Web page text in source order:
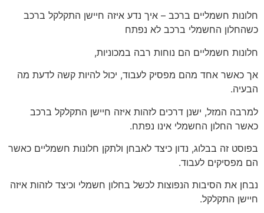
חלונות חשמליים ברכב – איך נדע איזה חיישן התקלקל ברכב
כשהחלון החשמלי ברכב לא נפתח
חלונות חשמליים הם נוחות רבה במכוניות,
אך כאשר אחד מהם מפסיק לעבוד, יכול להיות קשה לדעת מה
הבעיה.
למרבה המזל, ישנן דרכים לזהות איזה חיישן התקלקל ברכב
כאשר החלון החשמלי אינו נפתח.
בפוסט זה בבלוג, נדון כיצד לאבחן ולתקן חלונות חשמליים כאשר
הם מפסיקים לעבוד.
נבחן את הסיבות הנפוצות לכשל בחלון חשמלי וכיצד לזהות איזה
חיישן התקלקל.